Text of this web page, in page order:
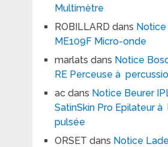
Multimètre
ROBILLARD dans Notice
ME109F Micro-onde
marlats dans Notice
RE Perceuse à
acdans Notice Beurer
SatinSkin Pro Epilateur à
pulsée
ORSET dans Notice